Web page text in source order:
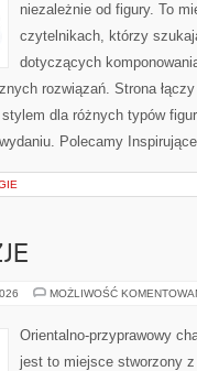
niezależnie od figury. To
czytelnikach, którzy
dotyczących
rozwiązań. Strona
dla różnych typów
Polecamy
MOŻLIWOŚĆ
Orientalno-przyprawowy
jest to miejsce stworzony